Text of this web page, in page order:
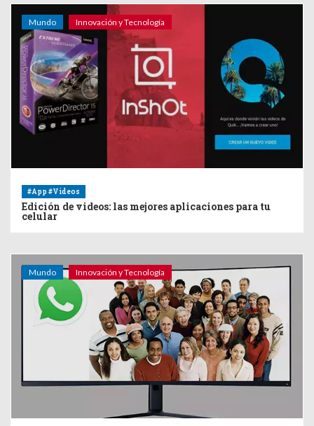
Mundo Innovación y Tecnología
#App #Videos
Edición de videos: las mejores aplicaciones para tu
celular
Mundo Innovación y Tecnología